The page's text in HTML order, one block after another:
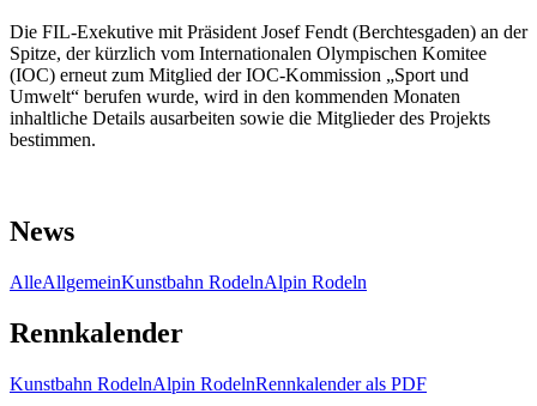
Die FIL-Exekutive mit Präsident Josef Fendt (Berchtesgaden) an der
Spitze, der kürzlich vom Internationalen Olympischen Komitee
(IOC) erneut zum Mitglied der IOC-Kommission „Sport und
Umwelt“ berufen wurde, wird in den kommenden Monaten
inhaltliche Details ausarbeiten sowie die Mitglieder des Projekts
bestimmen.
News
AlleAllgemeinKunstbahn RodelnAlpin Rodeln
Rennkalender
Kunstbahn RodelnAlpin RodelnRennkalender als PDF